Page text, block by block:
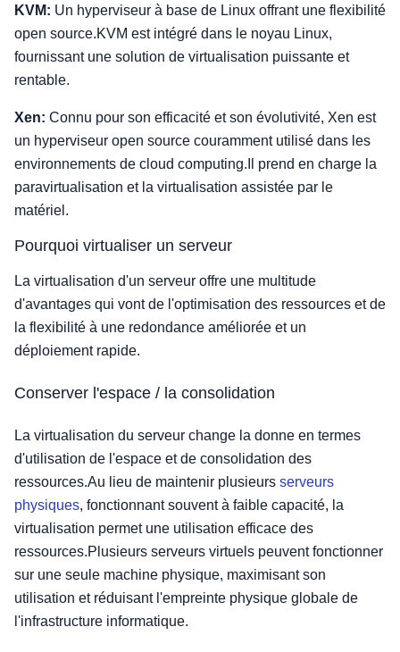
KVM: Un hyperviseur à base de Linux offrant une flexibilité
open source.KVM est intégré dans le noyau Linux,
fournissant une solution de virtualisation puissante et
rentable.
Xen: Connu pour son efficacité et son évolutivité, Xen est
un hyperviseur open source couramment utilisé dans les
environnements de cloud computing.Il prend en charge la
paravirtualisation et la virtualisation assistée par le
matériel.
Pourquoi virtualiser un serveur
La virtualisation d'un serveur offre une multitude
d'avantages qui vont de l'optimisation des ressources et de
la flexibilité à une redondance améliorée et un
déploiement rapide.
Conserver l'espace / la consolidation
La virtualisation du serveur change la donne en termes
d'utilisation de l'espace et de consolidation des
ressources.Au lieu de maintenir plusieurs serveurs
physiques, fonctionnant souvent à faible capacité, la
virtualisation permet une utilisation efficace des
ressources.Plusieurs serveurs virtuels peuvent fonctionner
sur une seule machine physique, maximisant son
utilisation et réduisant l'empreinte physique globale de
l'infrastructure informatique.